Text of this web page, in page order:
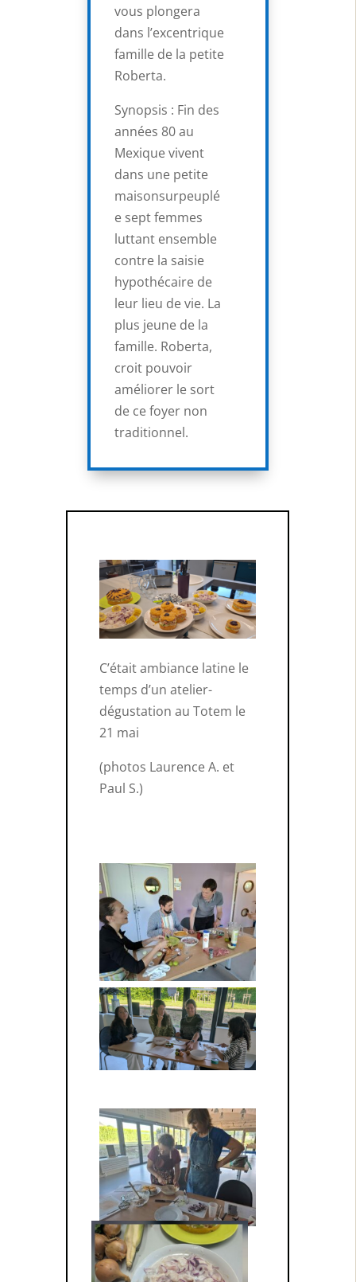
vous plongera
dans l’excentrique
famille de la petite
Roberta.
Synopsis : Fin des
années 80 au
Mexique vivent
dans une petite
maisonsurpeuplé
e sept femmes
luttant ensemble
contre la saisie
hypothécaire de
leur lieu de vie. La
plus jeune de la
famille. Roberta,
croit pouvoir
améliorer le sort
de ce foyer non
traditionnel.
C’était ambiance latine le
temps d’un atelier-
dégustation au Totem le
21 mai
(photos Laurence A. et
Paul S.)